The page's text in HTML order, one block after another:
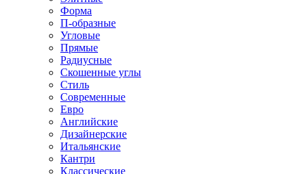
Форма
П-образные
Угловые
Прямые
Радиусные
Скошенные углы
Стиль
Современные
Евро
Английские
Дизайнерские
Итальянские
Кантри
Классические